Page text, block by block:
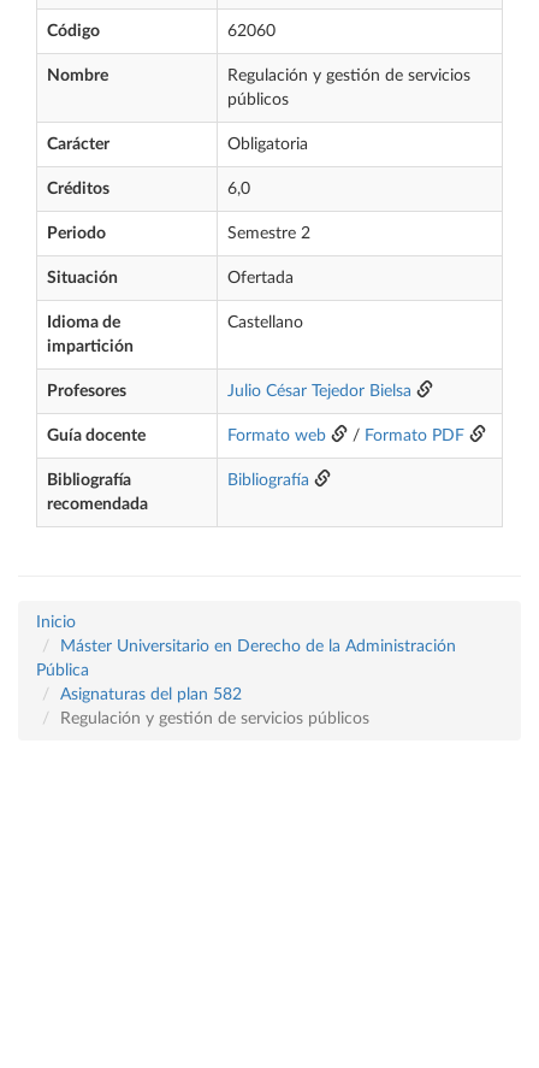
Código 62060
Nombre
Regulación y gestión de servicios
públicos
Carácter Obligatoria
Créditos 6,0
Periodo Semestre 2
Situación Ofertada
Idioma de
impartición
Castellano
Profesores Julio César Tejedor Bielsa
Guía docente Formato web / Formato PDF
Bibliografía
recomendada
Bibliografía
Inicio
Máster Universitario en Derecho de la Administración
Pública
Asignaturas del plan 582
Regulación y gestión de servicios públicos